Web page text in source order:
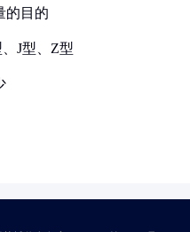
的目的
J型、Z型